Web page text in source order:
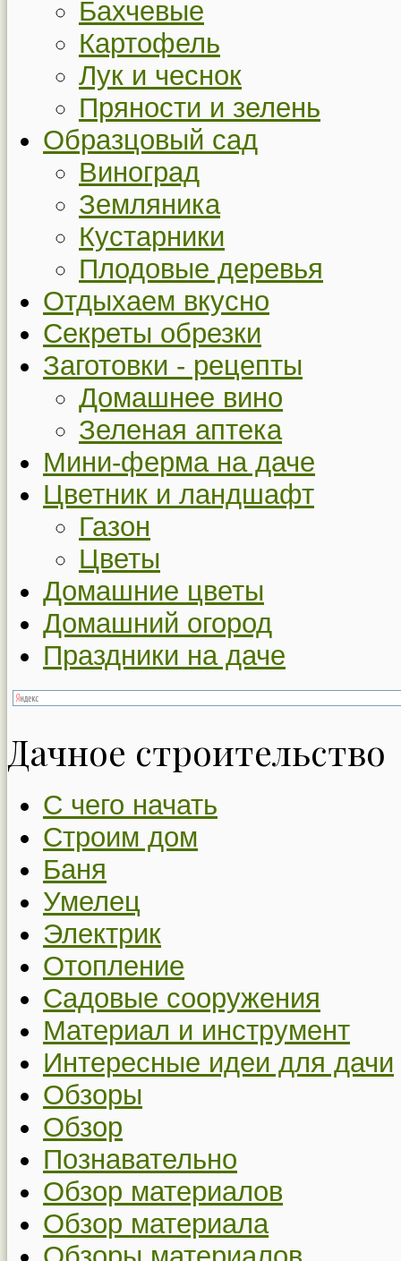
Бахчевые
Картофель
Лук и чеснок
Пряности и зелень
Образцовый сад
Виноград
Земляника
Кустарники
Плодовые деревья
Отдыхаем вкусно
Секреты обрезки
Заготовки - рецепты
Домашнее вино
Зеленая аптека
Мини-ферма на даче
Цветник и ландшафт
Газон
Цветы
Домашние цветы
Домашний огород
Праздники на даче
Дачное строительство
С чего начать
Строим дом
Баня
Умелец
Электрик
Отопление
Садовые сооружения
Материал и инструмент
Интересные идеи для дачи
Обзоры
Обзор
Познавательно
Обзор материалов
Обзор материала